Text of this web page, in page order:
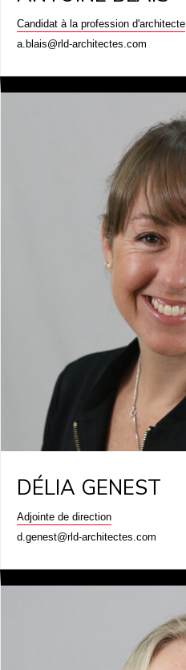
Candidat à la profession d'architecte
a.blais@rld-architectes.com
DÉLIA GENEST
Adjointe de direction
d.genest@rld-architectes.com